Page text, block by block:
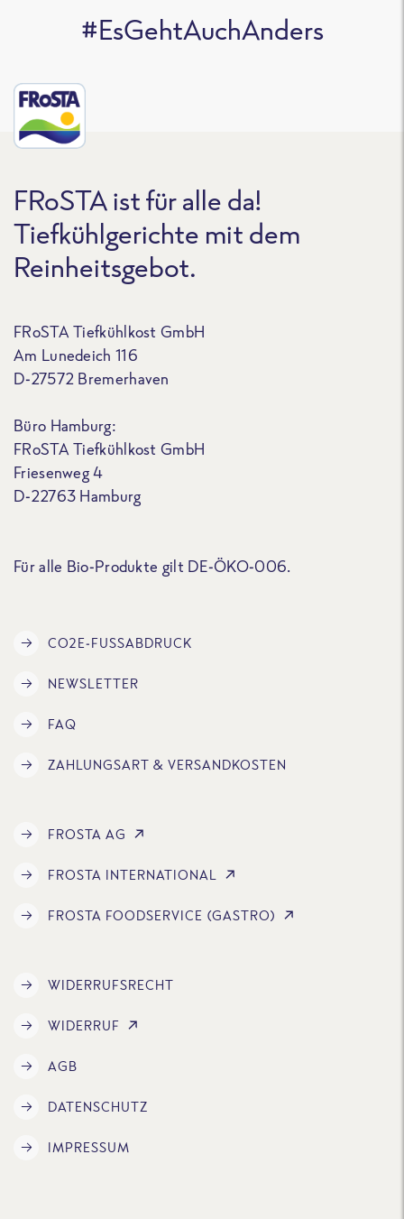
#EsGehtAuchAnders
FRoSTA ist für alle da!
Tiefkühlgerichte mit dem
Reinheitsgebot.
FRoSTA Tiefkühlkost GmbH
Am Lunedeich 116
D-27572 Bremerhaven
Büro Hamburg:
FRoSTA Tiefkühlkost GmbH
Friesenweg 4
D-22763 Hamburg
Für alle Bio-Produkte gilt DE-ÖKO-006.
CO2E-FUSSABDRUCK
NEWSLETTER
FAQ
ZAHLUNGSART & VERSANDKOSTEN
FROSTA AG
FROSTA INTERNATIONAL
FROSTA FOODSERVICE (GASTRO)
WIDERRUFSRECHT
WIDERRUF
AGB
DATENSCHUTZ
IMPRESSUM